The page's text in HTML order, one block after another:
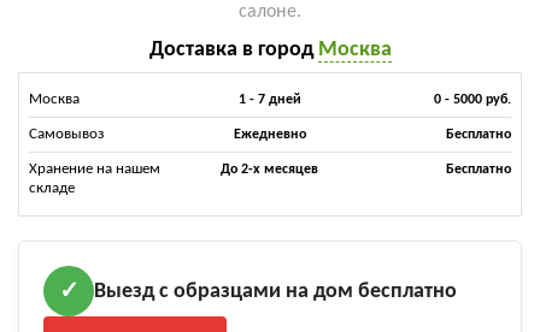
салоне.
Доставка в город Москва
Москва 1 - 7 дней 0 - 5000 руб.
Самовывоз Ежедневно Бесплатно
Хранение на нашем
складе
До 2-х месяцев Бесплатно
✓ Выезд с образцами на дом бесплатно